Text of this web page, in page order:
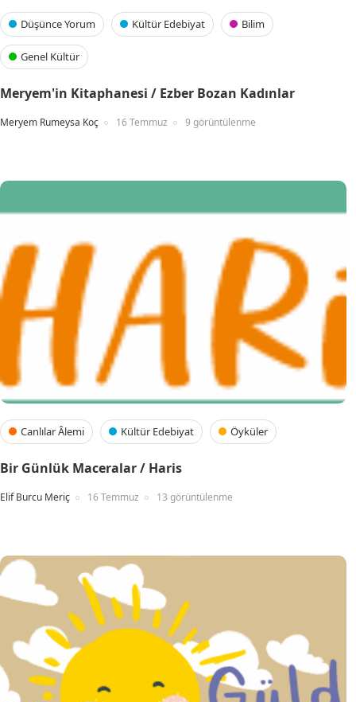
Düşünce Yorum Kültür Edebiyat Bilim
Genel Kültür
Meryem'in Kitaphanesi / Ezber Bozan Kadınlar
Meryem Rumeysa Koç 16 Temmuz 9 görüntülenme
Canlılar Âlemi Kültür Edebiyat Öyküler
Bir Günlük Maceralar / Haris
Elif Burcu Meriç 16 Temmuz 13 görüntülenme